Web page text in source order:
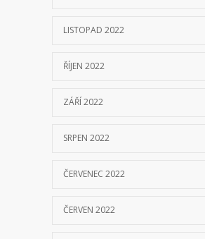
LISTOPAD 2022
ŘÍJEN 2022
ZÁŘÍ 2022
SRPEN 2022
ČERVENEC 2022
ČERVEN 2022